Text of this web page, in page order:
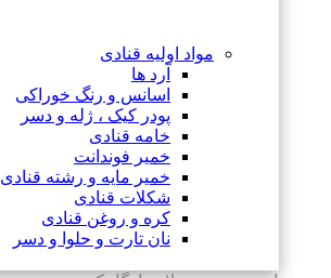
مواد اولیه قنادی
آرد ها
اسانس و رنگ خوراکی
پودر کیک ، ژله و دسر
خامه قنادی
خمیر فوندانت
خمیر مایه و رشته قنادی
شکلات قنادی
کره و روغن قنادی
نان تارت و حلوا و دسر